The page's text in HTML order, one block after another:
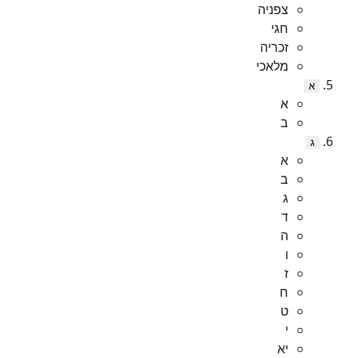
צפניה
חגי
זכריה
מלאכי
א
א
ב
ג
א
ב
ג
ד
ה
ו
ז
ח
ט
י
יא